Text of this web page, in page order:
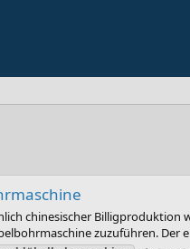
chinesischer
zuzuführen. Der